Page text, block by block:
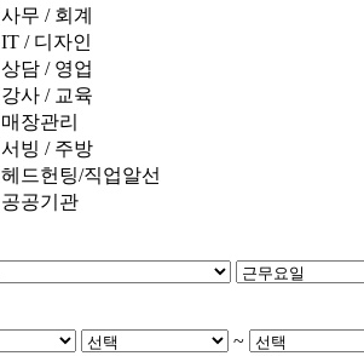
사무 / 회계
IT / 디자인
상담 / 영업
강사 / 교육
매장관리
서빙 / 주방
헤드헌팅/직업알선
공공기관
~